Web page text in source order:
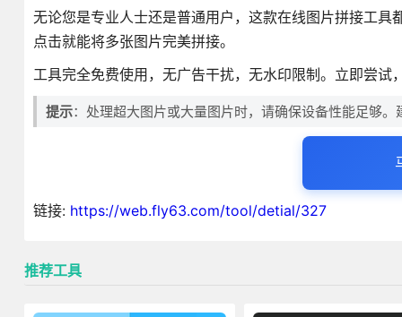
无论您是专业人士还是普通用户，这款在线图片拼接工
点击就能将多张图片完美拼接。
工具完全免费使用，无广告干扰，无水印限制。立即尝试
提示：处理超大图片或大量图片时，请确保设备性能足够。
链接: https://web.fly63.com/tool/detial/327
推荐工具